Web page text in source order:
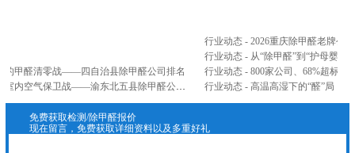
的甲醛清零战——四自治县除甲醛公司排名
行业动态 - 2026重庆除甲醛老牌
行业动态 - 从“除甲醛”到“护母婴”
行业动态 - 高温高湿下的“醛”局：
免费获取检测/除甲醛报价
现在留言，免费获取详细资料以及多重好礼